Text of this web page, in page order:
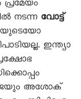
നടന്ന വോട്ട്
ഇന്ത്യാ
അശോക്